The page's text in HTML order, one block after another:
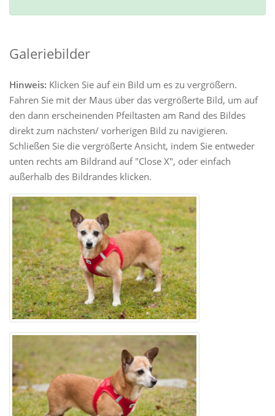
Galeriebilder
Hinweis: Klicken Sie auf ein Bild um es zu vergrößern.
Fahren Sie mit der Maus über das vergrößerte Bild, um auf
den dann erscheinenden Pfeiltasten am Rand des Bildes
direkt zum nächsten/ vorherigen Bild zu navigieren.
Schließen Sie die vergrößerte Ansicht, indem Sie entweder
unten rechts am Bildrand auf "Close X", oder einfach
außerhalb des Bildrandes klicken.